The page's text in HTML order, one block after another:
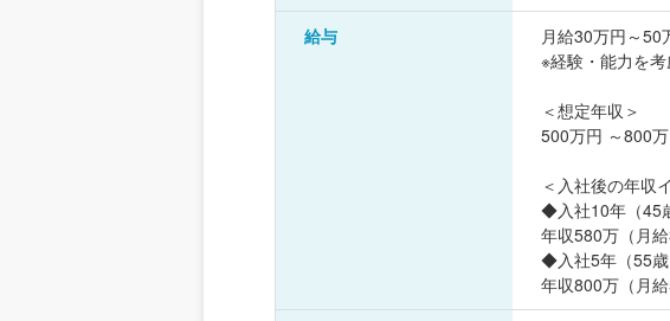
給与
月給30万円～50
※経験・能力を考
＜想定年収＞
500万円 ～800
＜入社後の年収
◆入社10年（45
年収580万（月
◆入社5年（55歳
年収800万（月